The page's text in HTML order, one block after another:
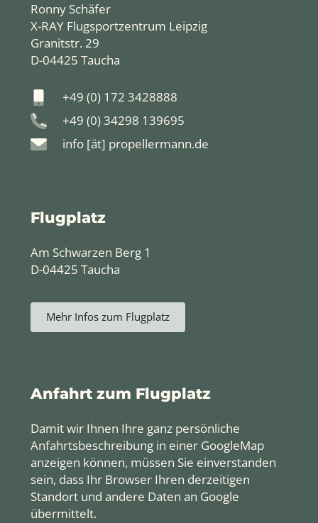
Ronny Schäfer
X-RAY Flugsportzentrum Leipzig
Granitstr. 29
D-04425 Taucha
+49 (0) 172 3428888
+49 (0) 34298 139695
info [ät] propellermann.de
Anfahrt zum Flugplatz
Damit wir Ihnen Ihre ganz persönliche
Anfahrtsbeschreibung in einer GoogleMap
anzeigen können, müssen Sie einverstanden
sein, dass Ihr Browser Ihren derzeitigen
Standort und andere Daten an Google
übermittelt.
Flugplatz
Am Schwarzen Berg 1
D-04425 Taucha
Mehr Infos zum Flugplatz